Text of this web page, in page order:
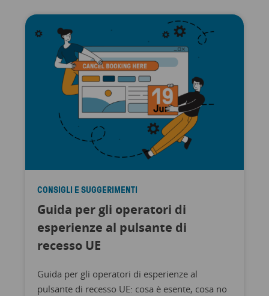
CONSIGLI E SUGGERIMENTI
Guida per gli operatori di
esperienze al pulsante di
recesso UE
Guida per gli operatori di esperienze al
pulsante di recesso UE: cosa è esente, cosa no